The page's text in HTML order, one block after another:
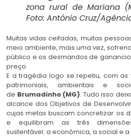
zona rural de Mariana
Foto: Antônio Cruz/
Muitas vidas ceifadas, muitas
meio ambiente, mais uma vez,
público e os desmandos de
preço.
E a tragédia logo se repetiu, com
patrimoniais, ambientais e
de Brumadinho (MG). Tudo isso
alcance dos Objetivos de
cujas metas buscam concretizar os
e equilibram as três
sustentável: a econômica, a social e